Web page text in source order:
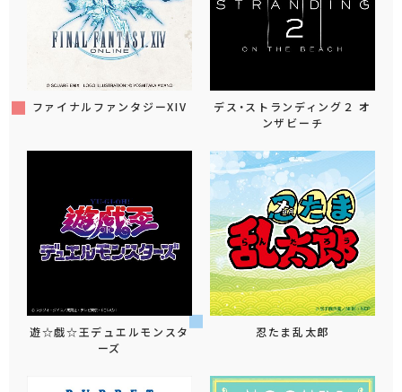
ファイナルファンタジーXIV
デス・ストランディング２ オ
ンザビーチ
遊☆戯☆王デュエルモンスタ
ーズ
忍たま乱太郎